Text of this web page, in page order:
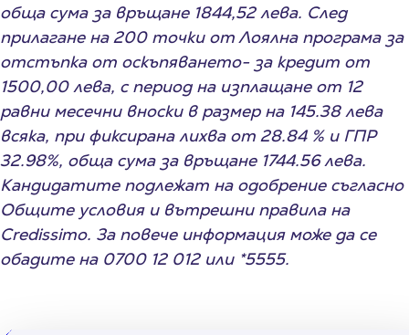
обща сума за връщане 1844,52 лева. След
прилагане на 200 точки от Лоялна програма за
отстъпка от оскъпяването- за кредит от
1500,00 лева, с период на изплащане от 12
равни месечни вноски в размер на 145.38 лева
всяка, при фиксирана лихва от 28.84 % и ГПР
32.98%, обща сума за връщане 1744.56 лева.
Кандидатите подлежат на одобрение съгласно
Общите условия и вътрешни правила на
Credissimo. За повече информация може да се
обадите на 0700 12 012 или *5555.